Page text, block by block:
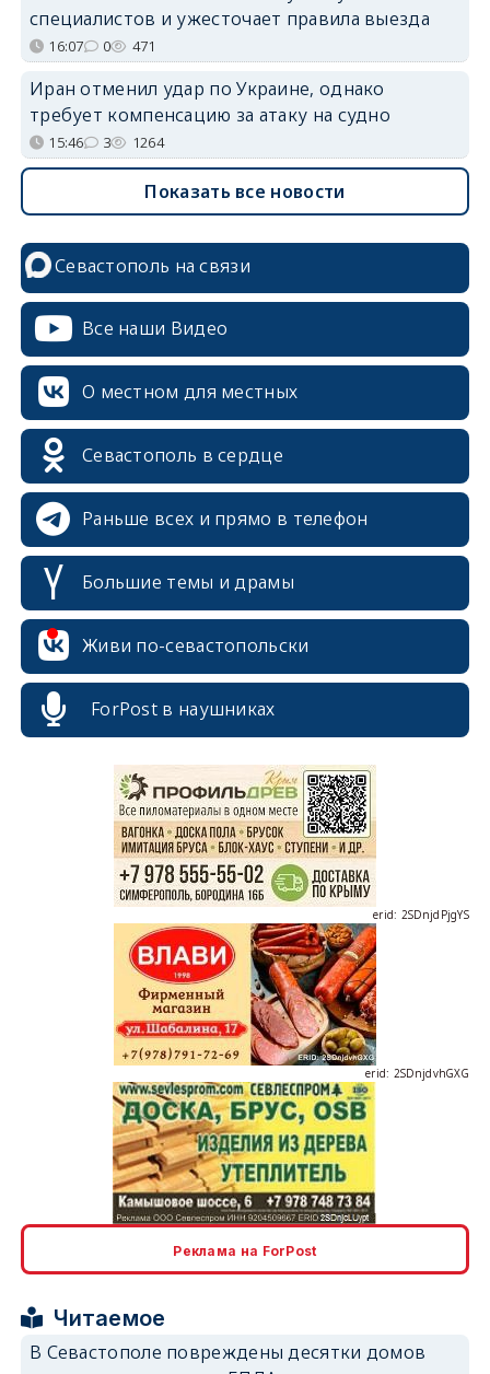
специалистов и ужесточает правила выезда
16:07 0 471
Иран отменил удар по Украине, однако
требует компенсацию за атаку на судно
15:46 3 1264
Показать все новости
Севастополь на связи
Все наши Видео
О местном для местных
Севастополь в сердце
Раньше всех и прямо в телефон
Большие темы и драмы
Живи по-севастопольски
ForPost в наушниках
erid: 2SDnjdPjgYS
erid: 2SDnjdvhGXG
erid: 2SDnjcLUypt
Реклама на ForPost
Читаемое
В Севастополе повреждены десятки домов